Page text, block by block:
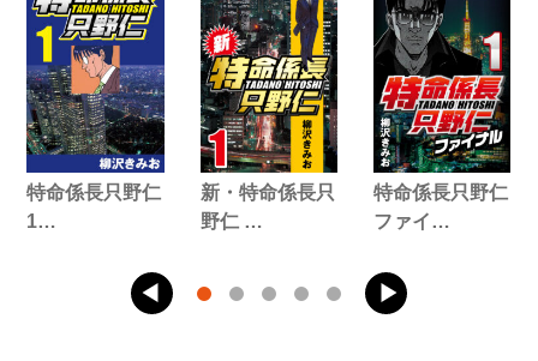
特命係長只野仁
1…
新・特命係長只
野仁 …
特命係長只野仁
ファイ…